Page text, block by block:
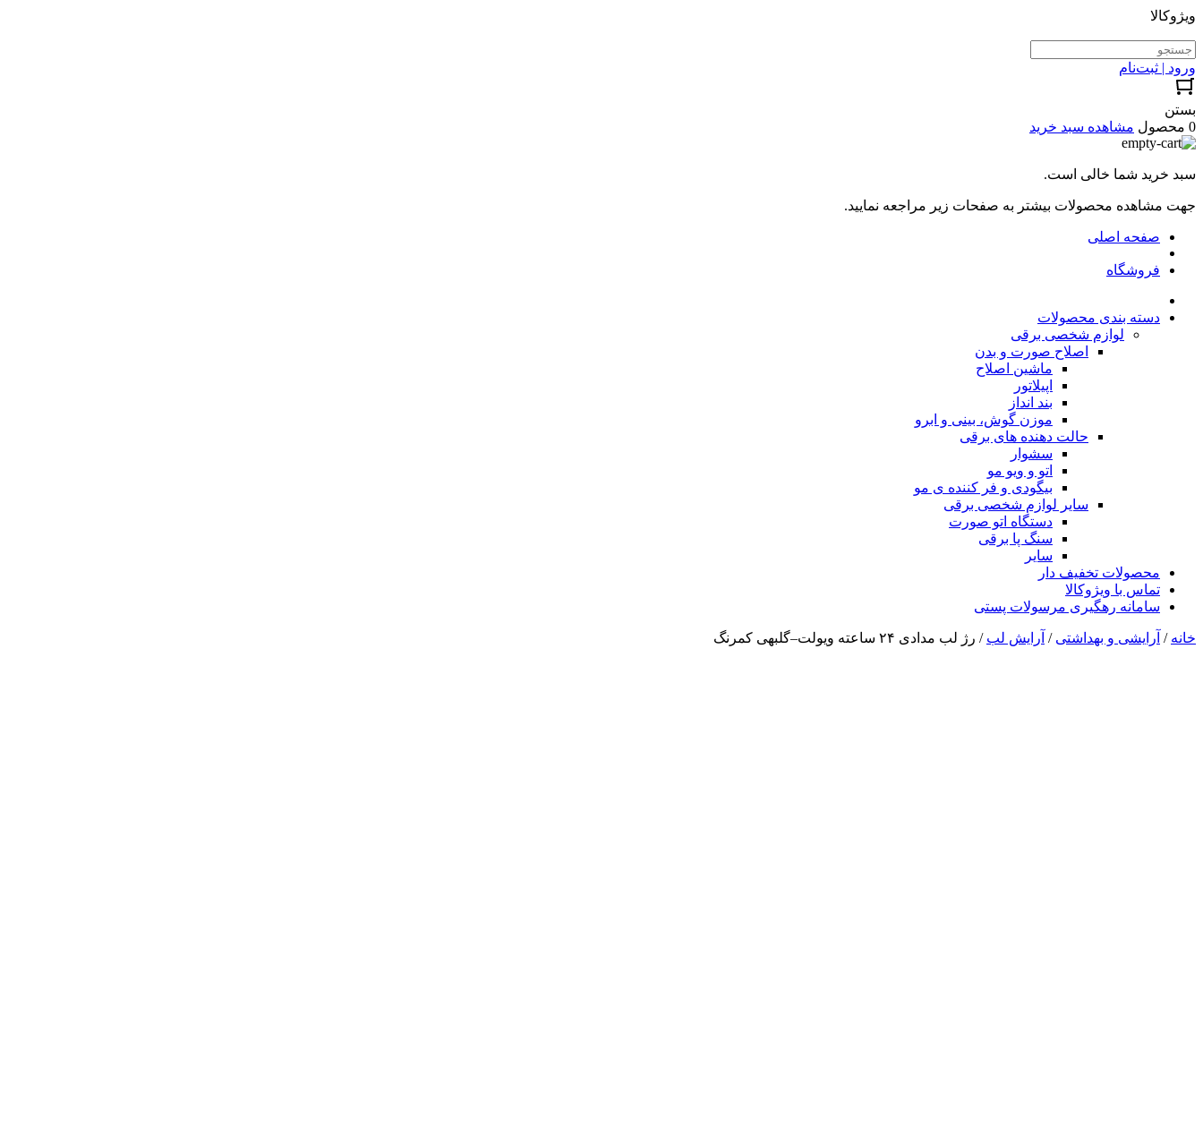
ویژوکالا
ورود | ثبت‌نام
بستن
0 محصول
مشاهده سبد خرید
سبد خرید شما خالی است.
جهت مشاهده محصولات بیشتر به صفحات زیر مراجعه نمایید.
صفحه اصلی
فروشگاه
دسته بندی محصولات
لوازم شخصی برقی
اصلاح صورت و بدن
ماشین اصلاح
اپیلاتور
بند انداز
موزن گوش، بینی و ابرو
حالت دهنده های برقی
سشوار
اتو و ویو مو
بیگودی و فر کننده ی مو
سایر لوازم شخصی برقی
دستگاه اتو صورت
سنگ پا برقی
سایر
محصولات تخفیف دار
تماس با ویژوکالا
سامانه رهگیری مرسولات پستی
خانه / آرایشی و بهداشتی / آرایش لب / رژ لب مدادی ۲۴ ساعته ویولت–گلبهی کمرنگ